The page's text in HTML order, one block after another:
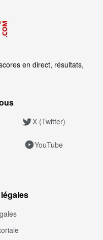
en direct, résultats,
X (Twitter)
YouTube